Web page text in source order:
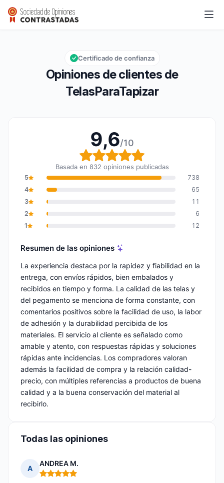
TelasParaTapizar
Calificación global: 9,6 de 10
9,6/10
Opiniones de clientes de
TelasParaTapizar
Certificado de confianza
9,6/10
Calificación global: 9,6
Basada en 832 opiniones publicadas
5
738
4
65
3
11
2
6
1
12
Resumen de las opiniones
La experiencia destaca por la rapidez y fiabilidad en la
entrega, con envíos rápidos, bien embalados y
recibidos en tiempo y forma. La calidad de las telas y
del pegamento se menciona de forma constante, con
comentarios positivos sobre la facilidad de uso, la labor
de adhesión y la durabilidad percibida de los
materiales. El servicio al cliente es señalado como
amable y atento, con respuestas rápidas y soluciones
rápidas ante incidencias. Los compradores valoran
además la facilidad de compra y la relación calidad-
precio, con múltiples referencias a productos de buena
calidad y a la buena conservación del material al
recibirlo.
Todas las opiniones
A
ANDREA M.
Nota: 5 de 5